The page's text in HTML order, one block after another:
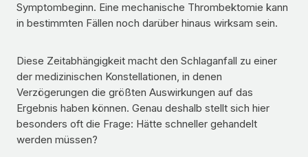
Symptombeginn. Eine mechanische Thrombektomie kann
in bestimmten Fällen noch darüber hinaus wirksam sein.
Diese Zeitabhängigkeit macht den Schlaganfall zu einer
der medizinischen Konstellationen, in denen
Verzögerungen die größten Auswirkungen auf das
Ergebnis haben können. Genau deshalb stellt sich hier
besonders oft die Frage: Hätte schneller gehandelt
werden müssen?